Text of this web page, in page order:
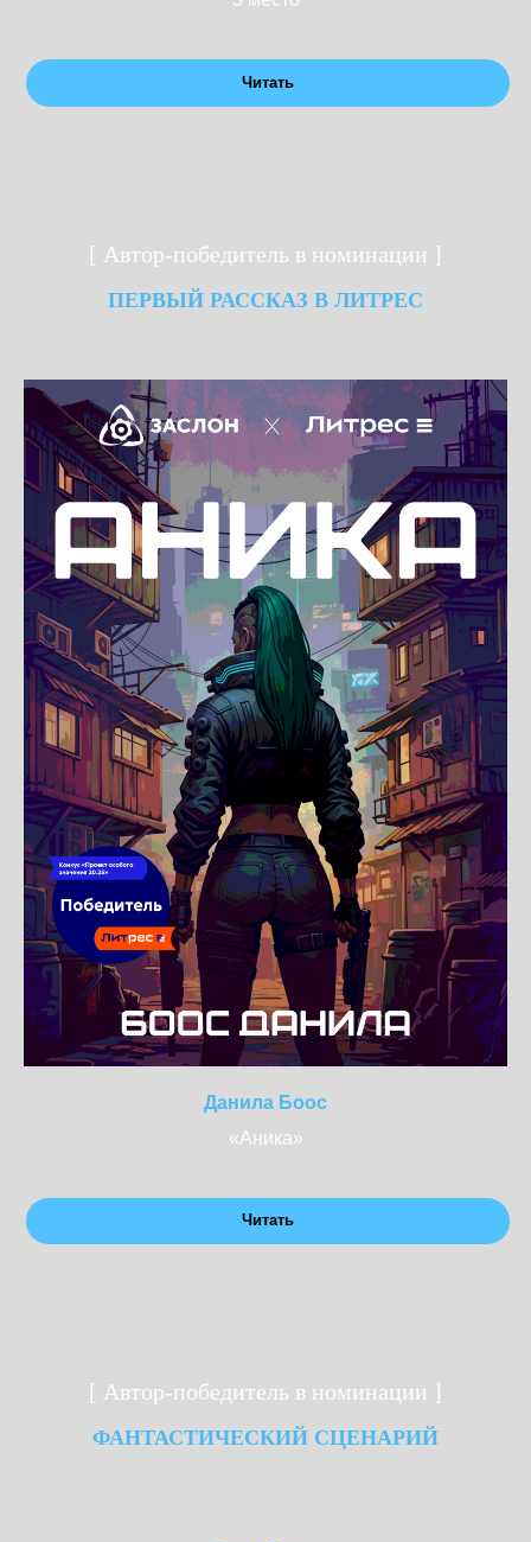
Читать
[ Автор-победитель в номинации ]
ПЕРВЫЙ РАССКАЗ В ЛИТРЕС
Данила Боос
«Аника»
Читать
[ Автор-победитель в номинации ]
ФАНТАСТИЧЕСКИЙ СЦЕНАРИЙ